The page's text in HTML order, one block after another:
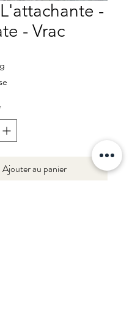
-
- Vrac
Ajouter au panier